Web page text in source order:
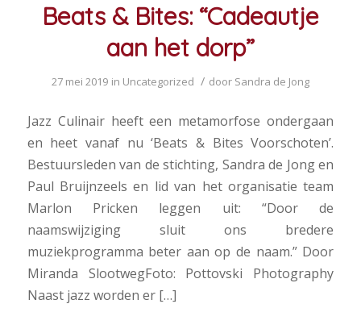
Beats & Bites: “Cadeautje
aan het dorp”
27 mei 2019 in Uncategorized / door Sandra de Jong
Jazz Culinair heeft een metamorfose ondergaan
en heet vanaf nu ‘Beats & Bites Voorschoten’.
Bestuursleden van de stichting, Sandra de Jong en
Paul Bruijnzeels en lid van het organisatie team
Marlon Pricken leggen uit: “Door de
naamswijziging sluit ons bredere
muziekprogramma beter aan op de naam.” Door
Miranda SlootwegFoto: Pottovski Photography
Naast jazz worden er […]